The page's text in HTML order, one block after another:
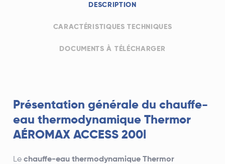
DESCRIPTION
CARACTÉRISTIQUES TECHNIQUES
DOCUMENTS À TÉLÉCHARGER
Présentation générale du chauffe-
eau thermodynamique Thermor
AÉROMAX ACCESS 200l
Le chauffe-eau thermodynamique Thermor